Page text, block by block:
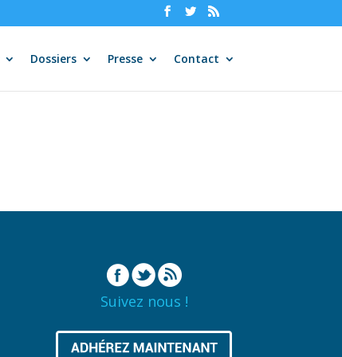
Dossiers Presse Contact
Suivez nous !